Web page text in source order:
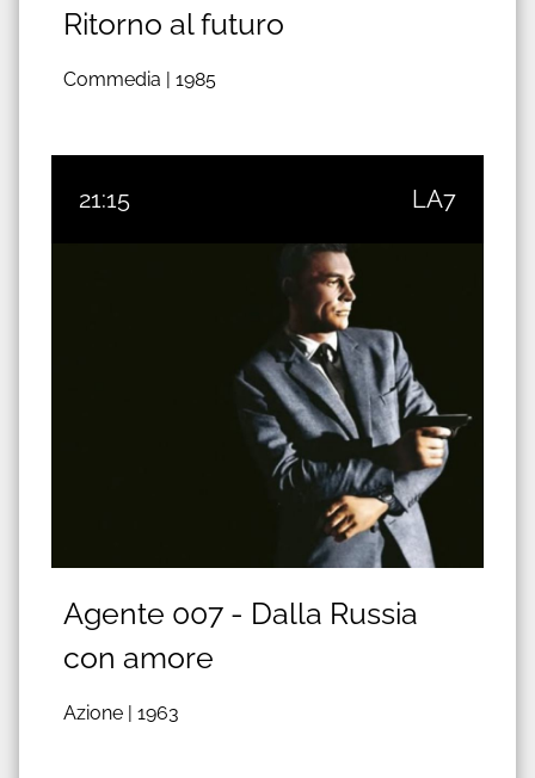
Ritorno al futuro
Commedia | 1985
21:15 LA7
Agente 007 - Dalla Russia
con amore
Azione | 1963